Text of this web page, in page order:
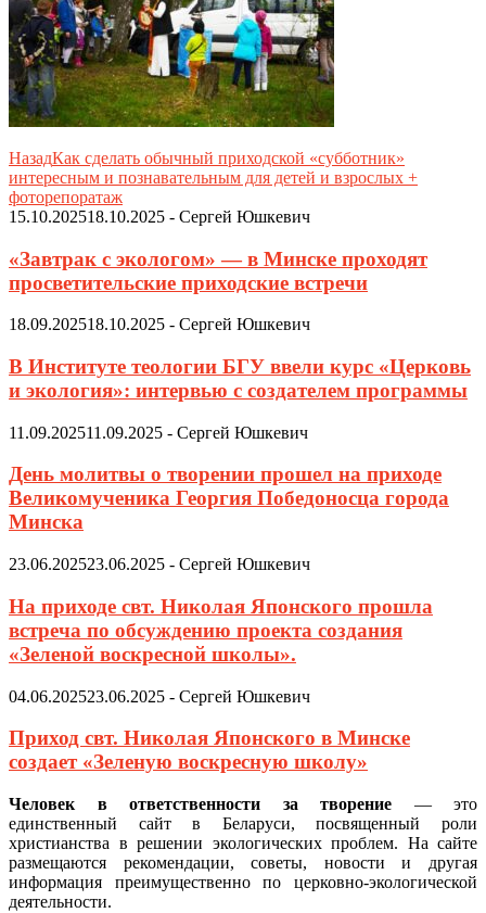
НазадКак сделать обычный приходской «субботник»
интересным и познавательным для детей и взрослых +
фоторепоратаж
15.10.202518.10.2025 - Сергей Юшкевич
«Завтрак с экологом» — в Минске проходят
просветительские приходские встречи
18.09.202518.10.2025 - Сергей Юшкевич
В Институте теологии БГУ ввели курс «Церковь
и экология»: интервью с создателем программы
11.09.202511.09.2025 - Сергей Юшкевич
День молитвы о творении прошел на приходе
Великомученика Георгия Победоносца города
Минска
23.06.202523.06.2025 - Сергей Юшкевич
На приходе свт. Николая Японского прошла
встреча по обсуждению проекта создания
«Зеленой воскресной школы».
04.06.202523.06.2025 - Сергей Юшкевич
Приход свт. Николая Японского в Минске
создает «Зеленую воскресную школу»
Человек в ответственности за творение — это
единственный сайт в Беларуси, посвященный роли
христианства в решении экологических проблем. На сайте
размещаются рекомендации, советы, новости и другая
информация преимущественно по церковно-экологической
деятельности.